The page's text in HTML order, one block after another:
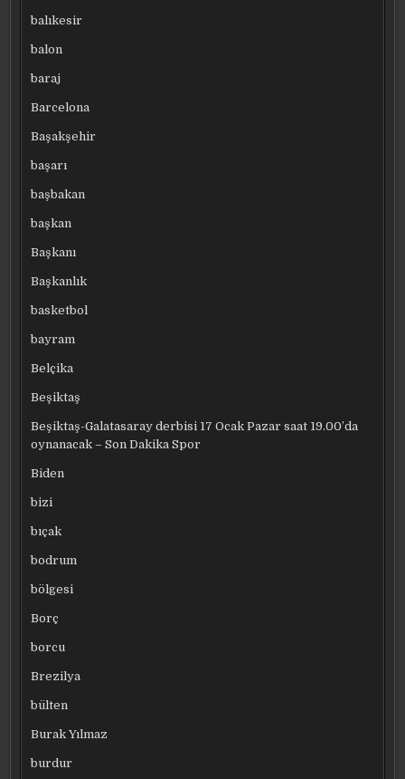
balıkesir
balon
baraj
Barcelona
Başakşehir
başarı
başbakan
başkan
Başkanı
Başkanlık
basketbol
bayram
Belçika
Beşiktaş
Beşiktaş-Galatasaray derbisi 17 Ocak Pazar saat 19.00’da
oynanacak – Son Dakika Spor
Biden
bizi
bıçak
bodrum
bölgesi
Borç
borcu
Brezilya
bülten
Burak Yılmaz
burdur